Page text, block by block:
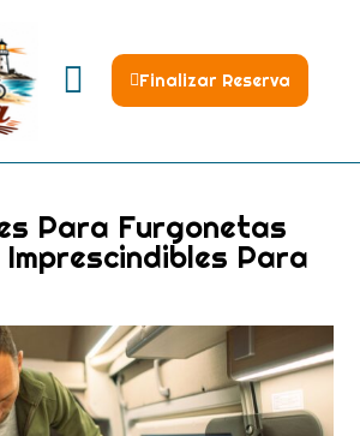
Finalizar Reserva
Para Furgonetas
Imprescindibles Para